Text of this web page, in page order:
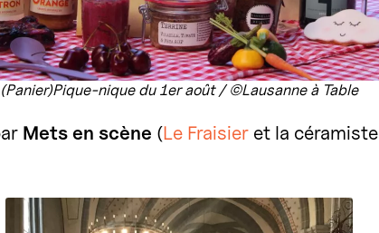
(Panier)Pique-nique du 1er août / ©Lausanne à Table
Mets en scène (Le Fraisieret la céramiste